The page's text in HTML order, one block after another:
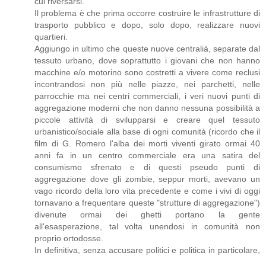
Il problema è che prima occorre costruire le infrastrutture di
trasporto pubblico e dopo, solo dopo, realizzare nuovi
quartieri.
Aggiungo in ultimo che queste nuove centralià, separate dal
tessuto urbano, dove soprattutto i giovani che non hanno
macchine e/o motorino sono costretti a vivere come reclusi
incontrandosi non più nelle piazze, nei parchetti, nelle
parrocchie ma nei centri commerciali, i veri nuovi punti di
aggregazione moderni che non danno nessuna possibilità a
piccole attività di svilupparsi e creare quel tessuto
urbanistico/sociale alla base di ogni comunità (ricordo che il
film di G. Romero l'alba dei morti viventi girato ormai 40
anni fa in un centro commerciale era una satira del
consumismo sfrenato e di questi pseudo punti di
aggregazione dove gli zombie, seppur morti, avevano un
vago ricordo della loro vita precedente e come i vivi di oggi
tornavano a frequentare queste "strutture di aggregazione")
divenute ormai dei ghetti portano la gente
all'esasperazione, tal volta unendosi in comunità non
proprio ortodosse.
In definitiva, senza accusare politici e politica in particolare,